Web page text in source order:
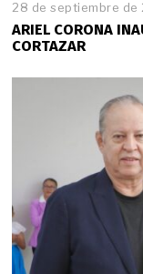
28 de septiembre de
ARIEL CORONA
CORTAZAR